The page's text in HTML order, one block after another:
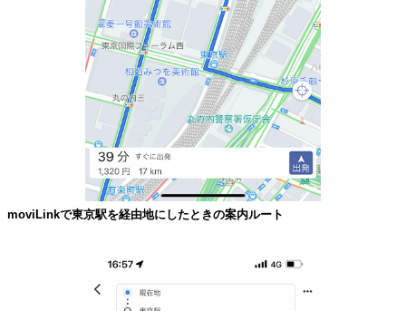
moviLinkで東京駅を経由地にしたときの案内ルート